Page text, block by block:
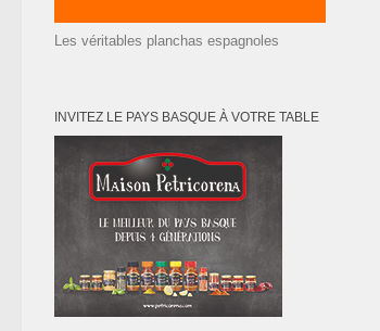
Les véritables planchas espagnoles
INVITEZ LE PAYS BASQUE À VOTRE TABLE